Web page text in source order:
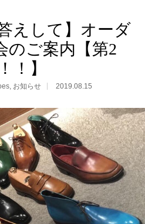
えして】オーダ
のご案内【第2
！】
, お知らせ 2019.08.15